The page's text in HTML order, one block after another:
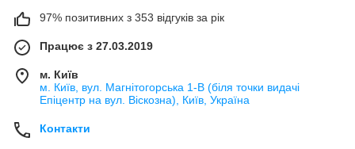
97% позитивних з 353 відгуків за рік
Працює з 27.03.2019
м. Київ
м. Київ, вул. Магнітогорська 1-В (біля точки видачі
Епіцентр на вул. Віскозна), Київ, Україна
Контакти